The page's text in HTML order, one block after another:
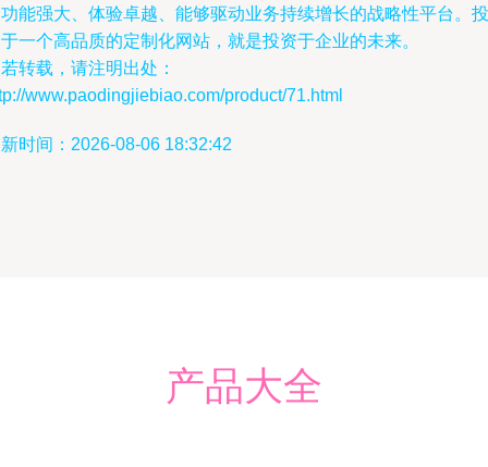
能强大、体验卓越、能够驱动业务持续增长的战略性平台。投
一个高品质的定制化网站，就是投资于企业的未来。
转载，请注明出处：
www.paodingjiebiao.com/product/71.html
时间：2026-08-06 18:32:42
产品大全